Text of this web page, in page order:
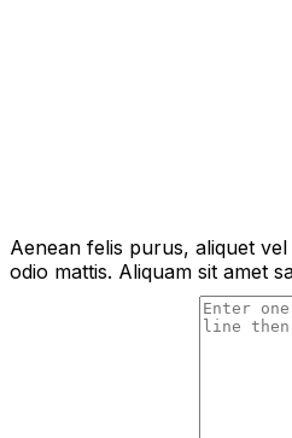
Aenean felis purus, aliquet
odio mattis. Aliquam sit amet